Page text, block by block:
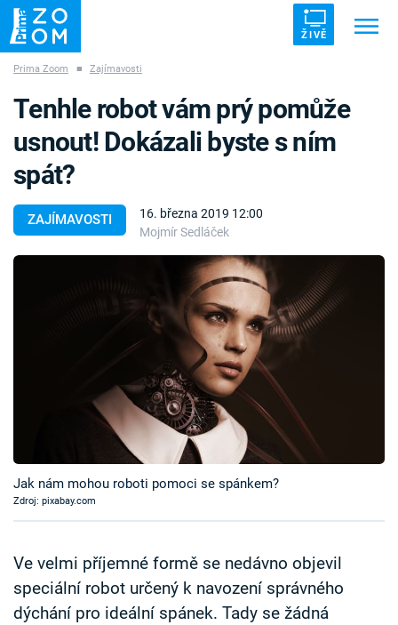
ŽIVĚ
ZÁHADY VETŘELCI DÁVNOVĚKU
Témata
Sledujte prima+
Sledujte nás
Prima Zoom ■ Zajímavosti
ZAJÍMAVOSTI
16. března 2019 12:00
Mojmír Sedláček
Tenhle robot vám prý pomůže
usnout! Dokázali byste s ním
spát?
Jak nám mohou roboti pomoci se spánkem?
Zdroj: pixabay.com
Ve velmi příjemné formě se nedávno objevil
speciální robot určený k navození správného
dýchání pro ideální spánek. Tady se žádná